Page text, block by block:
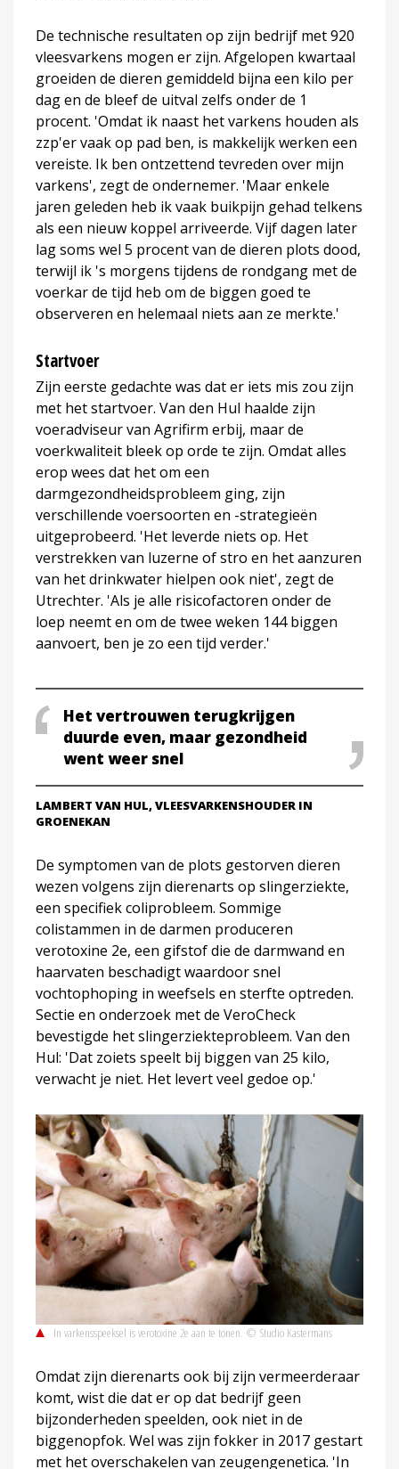
De technische resultaten op zijn bedrijf met 920
vleesvarkens mogen er zijn. Afgelopen kwartaal
groeiden de dieren gemiddeld bijna een kilo per
dag en de bleef de uitval zelfs onder de 1
procent. 'Omdat ik naast het varkens houden als
zzp'er vaak op pad ben, is makkelijk werken een
vereiste. Ik ben ontzettend tevreden over mijn
varkens', zegt de ondernemer. 'Maar enkele
jaren geleden heb ik vaak buikpijn gehad telkens
als een nieuw koppel arriveerde. Vijf dagen later
lag soms wel 5 procent van de dieren plots dood,
terwijl ik 's morgens tijdens de rondgang met de
voerkar de tijd heb om de biggen goed te
observeren en helemaal niets aan ze merkte.'
Startvoer
Zijn eerste gedachte was dat er iets mis zou zijn
met het startvoer. Van den Hul haalde zijn
voeradviseur van Agrifirm erbij, maar de
voerkwaliteit bleek op orde te zijn. Omdat alles
erop wees dat het om een
darmgezondheidsprobleem ging, zijn
verschillende voersoorten en -strategieën
uitgeprobeerd. 'Het leverde niets op. Het
verstrekken van luzerne of stro en het aanzuren
van het drinkwater hielpen ook niet', zegt de
Utrechter. 'Als je alle risicofactoren onder de
loep neemt en om de twee weken 144 biggen
aanvoert, ben je zo een tijd verder.'
Het vertrouwen terugkrijgen
duurde even, maar gezondheid
went weer snel
LAMBERT VAN HUL, VLEESVARKENSHOUDER IN
GROENEKAN
De symptomen van de plots gestorven dieren
wezen volgens zijn dierenarts op slingerziekte,
een specifiek coliprobleem. Sommige
colistammen in de darmen produceren
verotoxine 2e, een gifstof die de darmwand en
haarvaten beschadigt waardoor snel
vochtophoping in weefsels en sterfte optreden.
Sectie en onderzoek met de VeroCheck
bevestigde het slingerziekteprobleem. Van den
Hul: 'Dat zoiets speelt bij biggen van 25 kilo,
verwacht je niet. Het levert veel gedoe op.'
In varkensspeeksel is verotoxine 2e aan te tonen. © Studio Kastermans
Omdat zijn dierenarts ook bij zijn vermeerderaar
komt, wist die dat er op dat bedrijf geen
bijzonderheden speelden, ook niet in de
biggenopfok. Wel was zijn fokker in 2017 gestart
met het overschakelen van zeugengenetica. 'In